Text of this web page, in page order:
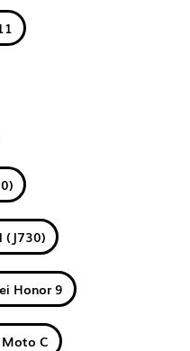
(J730)
Honor 9
C